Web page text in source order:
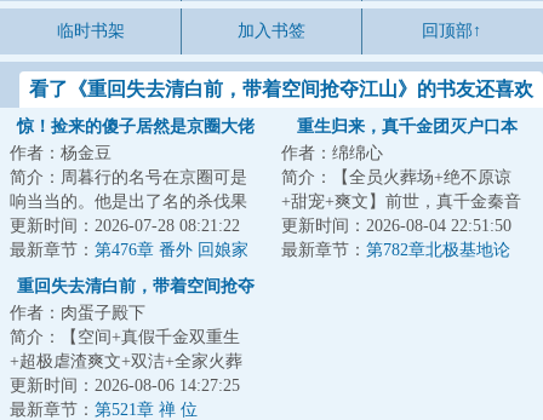
临时书架 加入书签 回顶部↑
看了《重回失去清白前，带着空间抢夺江山》的书友还喜欢
惊！捡来的傻子居然是京圈大佬
作者：杨金豆
简介：周暮行的名号在京圈可是
响当当的。他是出了名的杀伐果
断，腹黑无情，在一众兄弟里
面，优秀到让人望...
更新时间：2026-07-28 08:21:22
最新章节： 第476章 番外 回娘家
（下）
重生归来，真千金团灭户口本
作者：绵绵心
简介：【全员火葬场+绝不原谅
+甜宠+爽文】前世，真千金秦音
认亲回家后拼命讨好付出，渴求
亲情，临死前全...
更新时间：2026-08-04 22:51:50
最新章节： 第782章北极基地论
重回失去清白前，带着空间抢夺
江山
作者：肉蛋子殿下
简介：【空间+真假千金双重生
+超极虐渣爽文+双洁+全家火葬
场】&lt;br/&gt;【白切黑、貌美绝
伦贵女+禁欲、...
更新时间：2026-08-06 14:27:25
最新章节： 第521章 禅 位